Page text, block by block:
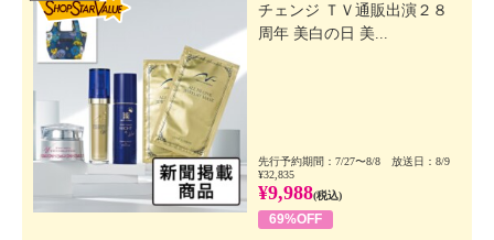
チェンジ ＴＶ通販出演２８
周年 美白の日 美...
先行予約期間：7/27〜8/8 放送日：8/9
¥32,835
¥9,988(税込)
69%OFF